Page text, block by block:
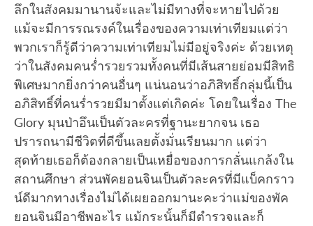
ลึกในสังคมมานานจ้ะและไม่มีทางที่จะหายไปด้วย
แม้จะมีการรณรงค์ในเรื่องของความเท่าเทียมแต่ว่า
พวกเราก็รู้ดีว่าความเท่าเทียมไม่มีอยู่จริงค่ะ ด้วยเหตุ
ว่าในสังคมคนร่ำรวยรวมทั้งคนที่มีเส้นสายย่อมมีสิทธิ
พิเศษมากยิ่งกว่าคนอื่นๆ แน่นอนว่าอภิสิทธิ์กลุ่มนี้เป็น
อภิสิทธิ์ที่คนร่ำรวยมีมาตั้งแต่เกิดค่ะ โดยในเรื่อง The
Glory มุนป่าอึนเป็นตัวละครที่ฐานะยากจน เธอ
ปรารถนามีชีวิตที่ดีขึ้นเลยตั้งมั่นเรียนมาก แต่ว่า
สุดท้ายเธอก็ต้องกลายเป็นเหยื่อของการกลั่นแกล้งใน
สถานศึกษา ส่วนพัคยอนจินเป็นตัวละครที่มีแบ็คกราว
น์ดีมากทางเรื่องไม่ได้เผยออกมานะคะว่าแม่ของพัค
ยอนจินมีอาชีพอะไร แม้กระนั้นก็มีตำรวจและก็